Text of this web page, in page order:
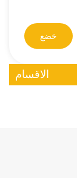
خضع
الاقسام